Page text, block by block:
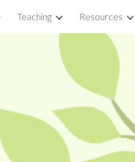
Teaching Resources